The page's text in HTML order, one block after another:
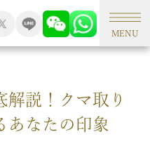
MENU
解説！クマ取り
あなたの印象